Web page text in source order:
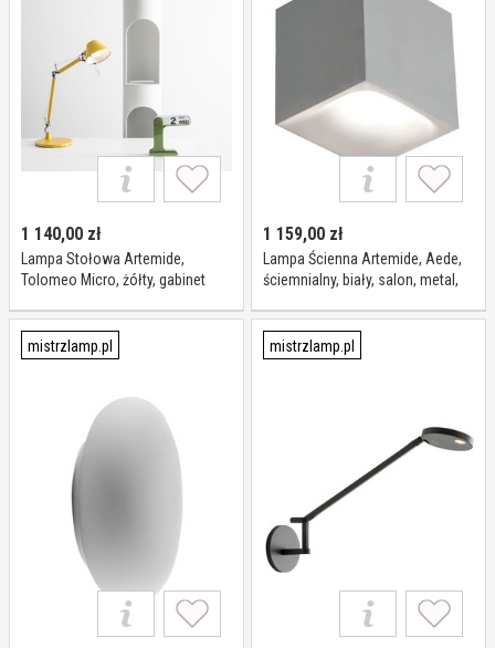
1 140,00 zł
Lampa Stołowa Artemide,
Tolomeo Micro, żółty, gabinet
1 159,00 zł
Lampa Ścienna Artemide, Aede,
ściemnialny, biały, salon, metal,
mistrzlamp.pl mistrzlamp.pl